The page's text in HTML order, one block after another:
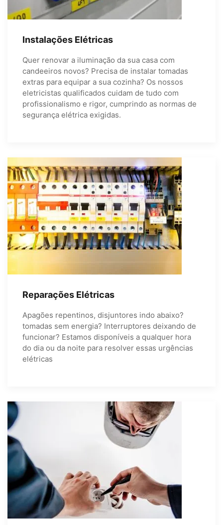
Instalações Elétricas
Quer renovar a iluminação da sua casa com
candeeiros novos? Precisa de instalar tomadas
extras para equipar a sua cozinha? Os nossos
eletricistas qualificados cuidam de tudo com
profissionalismo e rigor, cumprindo as normas de
segurança elétrica exigidas.
Reparações Elétricas
Apagões repentinos, disjuntores indo abaixo?
tomadas sem energia? Interruptores deixando de
funcionar? Estamos disponíveis a qualquer hora
do dia ou da noite para resolver essas urgências
elétricas